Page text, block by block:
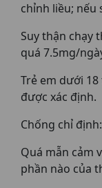
chỉnh liều; nếu
Suy thận chạy
quá 7.5mg/
Trẻ em dưới
được xác định.
Chống chỉ định:
Quá mẫn cảm
phần nào của